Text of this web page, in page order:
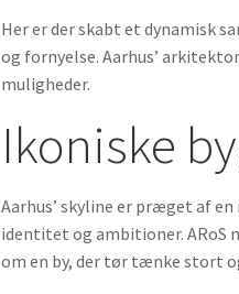
Her er der skabt et dynamisk
og fornyelse. Aarhus’
muligheder.
Ikoniske
Aarhus’ skyline er præget af
identitet og ambitioner. ARoS
om en by, der tør tænke stort